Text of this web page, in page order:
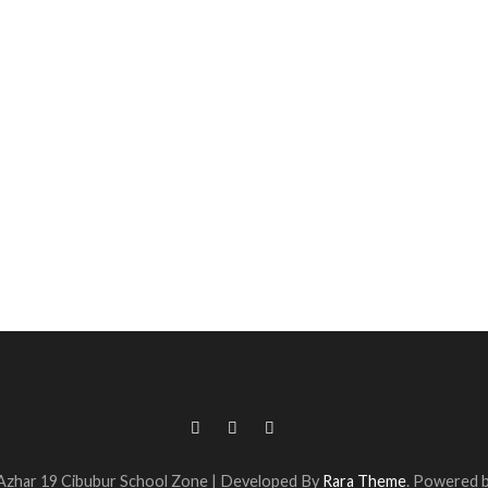
19 Cibubur School Zone | Developed By Rara Theme. Powered